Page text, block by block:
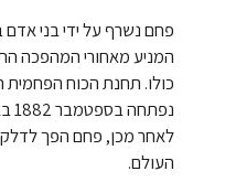
פחם נשרף על ידי בני
המניע מאחורי המהפכה
כולו. תחנת הכוח
לאחר מכן, פחם הפך לדלק
העולם.